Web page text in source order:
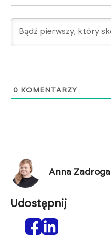
0 KOMENTARZY
Anna Zadroga
Udostępnij